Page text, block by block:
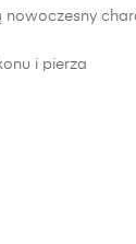
i pierza